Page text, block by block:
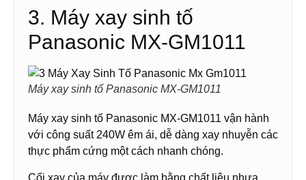
3. Máy xay sinh tố
Panasonic MX-GM1011
Máy xay sinh tố Panasonic MX-GM1011
Máy xay sinh tố Panasonic MX-GM1011 vận hành
với công suất 240W êm ái, dễ dàng xay nhuyễn các
thực phẩm cứng một cách nhanh chóng.
Cối xay của máy được làm bằng chất liệu nhựa